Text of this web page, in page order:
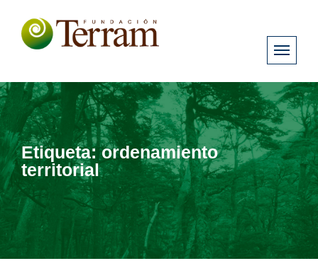
Etiqueta:ordenamiento
territorial